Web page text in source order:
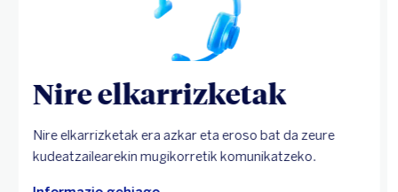
Nire elkarrizketak
Nire elkarrizketak era azkar eta eroso bat da zeure
kudeatzailearekin mugikorretik komunikatzeko.